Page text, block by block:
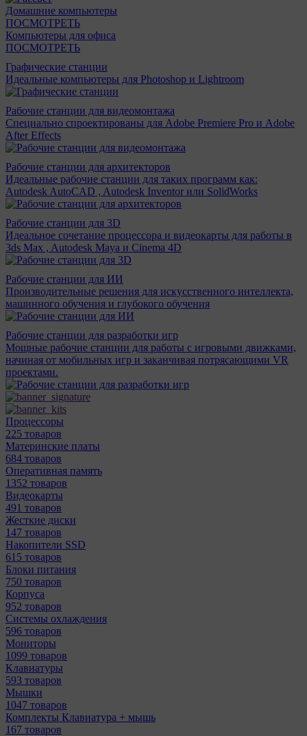
Домашние компьютеры
ПОСМОТРЕТЬ
Компьютеры для офиса
ПОСМОТРЕТЬ
Графические станции
Идеальные компьютеры для Photoshop и Lightroom
Рабочие станции для видеомонтажа
Специально спроектированы для Adobe Premiere Pro и Adobe
After Effects
Рабочие станции для архитекторов
Идеальные рабочие станции для таких программ как:
Autodesk AutoCAD , Autodesk Inventor или SolidWorks
Рабочие станции для 3D
Идеальное сочетание процессора и видеокарты для работы в
3ds Max , Autodesk Maya и Cinema 4D
Рабочие станции для ИИ
Производительные решения для искусственного интеллекта,
машинного обучения и глубокого обучения
Рабочие станции для разработки игр
Мощные рабочие станции для работы с игровыми движками,
начиная от мобильных игр и заканчивая потрясающими VR
проектами.
Процессоры
225 товаров
Материнcкие платы
684 товаров
Оперативная память
1352 товаров
Видеокарты
491 товаров
Жесткие диски
147 товаров
Накопители SSD
615 товаров
Блоки питания
750 товаров
Корпуса
952 товаров
Системы охлаждения
596 товаров
Мониторы
1099 товаров
Клавиатуры
593 товаров
Мышки
1047 товаров
Комплекты Клавиатура + мышь
167 товаров